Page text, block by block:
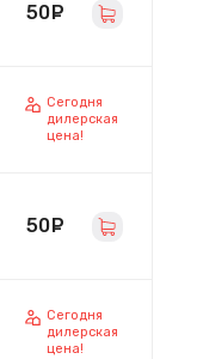
50 руб.
Сегодня
дилерская
цена!
50 руб.
Сегодня
дилерская
цена!